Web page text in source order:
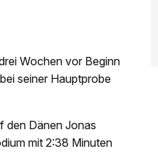
Wochen vor Beginn
seiner Hauptprobe
den Dänen Jonas
mit 2:38 Minuten